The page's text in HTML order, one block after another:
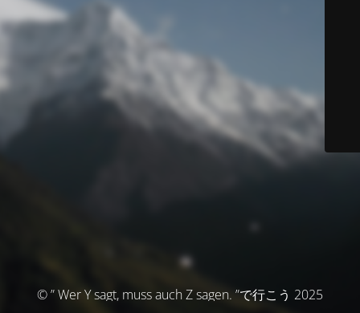
© ” Wer Y sagt, muss auch Z sagen. ”で行こう 2025